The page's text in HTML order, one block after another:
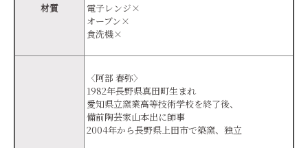
材質
電子レンジ×
オーブン×
食洗機×
〈阿部 春弥〉
1982年長野県真田町生まれ
愛知県立窯業高等技術学校を終了後、
備前陶芸家山本出に師事
2004年から長野県上田市で築窯、独立